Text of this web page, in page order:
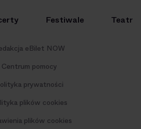
Festiwale Teatr
eBilet NOW
Centrum pomocy
prywatności
plików cookies
plików cookies